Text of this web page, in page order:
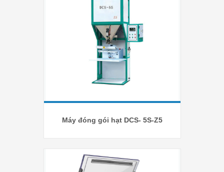
Máy đóng gói hạt DCS- 5S-Z5